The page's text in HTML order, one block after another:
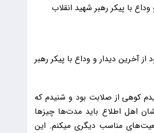
با پیکر رهبر شهید انقلاب
از آخرین دیدار و وداع با پیکر رهبر
کوهی از صلابت بود و شنیدم که
اهل اطلاع باید مدت‌ها چیز‌ها
مناسب دیگری میکنم. این